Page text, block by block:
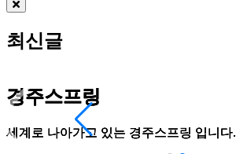
최신글
경주스프링
세계로 나아가고 있는 경주스프링 입니다.
경주스프링
세계로 나아가고 있는 경주스프링 입니다.
경주스프링
세계로 나아가고 있는 경주스프링 입니다.
경주스프링
세계로 나아가고 있는 경주스프링 입니다.